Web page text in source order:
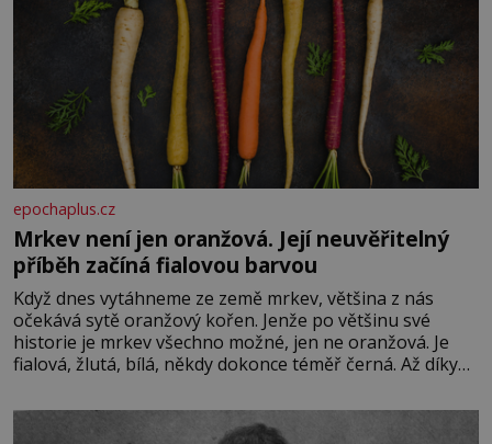
epochaplus.cz
Mrkev není jen oranžová. Její neuvěřitelný
příběh začíná fialovou barvou
Když dnes vytáhneme ze země mrkev, většina z nás
očekává sytě oranžový kořen. Jenže po většinu své
historie je mrkev všechno možné, jen ne oranžová. Je
fialová, žlutá, bílá, někdy dokonce téměř černá. Až díky
bez které si českou zahradu ani nedokážeme představit.